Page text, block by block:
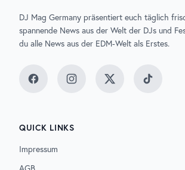
DJ Mag Germany präsentiert euch täglich
spannende News aus der Welt der DJs und
du alle News aus der EDM-Welt als Erstes.
FacebookInstagramTwitter TikTok
QUICK LINKS
Impressum